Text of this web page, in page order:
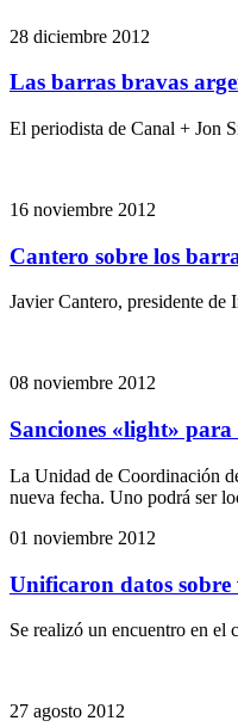
28 diciembre 2012
Las barras bravas
El periodista de Canal + Jon
16 noviembre 2012
Cantero sobre los
Javier Cantero, presidente de
08 noviembre 2012
Sanciones «light»
La Unidad de Coordinación
nueva fecha. Uno podrá ser
01 noviembre 2012
Unificaron datos
Se realizó un encuentro en el
27 agosto 2012